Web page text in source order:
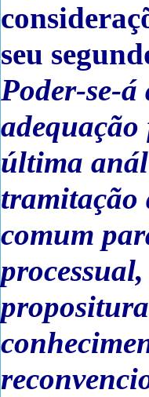
seu
Poder-se-
última
tramitação
comum